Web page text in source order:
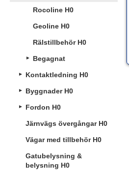
Rocoline H0
Geoline H0
Rälstillbehör H0
Begagnat
Kontaktledning H0
Byggnader H0
Fordon H0
Järnvägs övergångar H0
Vägar med tillbehör H0
Gatubelysning &
belysning H0